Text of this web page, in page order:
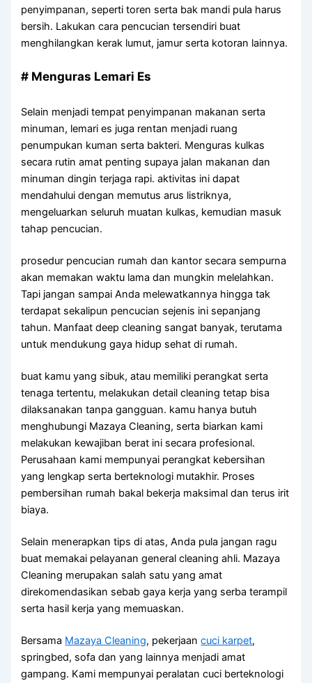
penyimpanan, seperti toren serta bak mandi pula harus
bersih. Lakukan cara pencucian tersendiri buat
menghilangkan kerak lumut, jamur serta kotoran lainnya.
# Menguras Lemari Es
Selain menjadi tempat penyimpanan makanan serta
minuman, lemari es juga rentan menjadi ruang
penumpukan kuman serta bakteri. Menguras kulkas
secara rutin amat penting supaya jalan makanan dan
minuman dingin terjaga rapi. aktivitas ini dapat
mendahului dengan memutus arus listriknya,
mengeluarkan seluruh muatan kulkas, kemudian masuk
tahap pencucian.
prosedur pencucian rumah dan kantor secara sempurna
akan memakan waktu lama dan mungkin melelahkan.
Tapi jangan sampai Anda melewatkannya hingga tak
terdapat sekalipun pencucian sejenis ini sepanjang
tahun. Manfaat deep cleaning sangat banyak, terutama
untuk mendukung gaya hidup sehat di rumah.
buat kamu yang sibuk, atau memiliki perangkat serta
tenaga tertentu, melakukan detail cleaning tetap bisa
dilaksanakan tanpa gangguan. kamu hanya butuh
menghubungi Mazaya Cleaning, serta biarkan kami
melakukan kewajiban berat ini secara profesional.
Perusahaan kami mempunyai perangkat kebersihan
yang lengkap serta berteknologi mutakhir. Proses
pembersihan rumah bakal bekerja maksimal dan terus irit
biaya.
Selain menerapkan tips di atas, Anda pula jangan ragu
buat memakai pelayanan general cleaning ahli. Mazaya
Cleaning merupakan salah satu yang amat
direkomendasikan sebab gaya kerja yang serba terampil
serta hasil kerja yang memuaskan.
Bersama Mazaya Cleaning, pekerjaancuci karpet,
springbed, sofa dan yang lainnya menjadi amat
gampang. Kami mempunyai peralatan cuci berteknologi